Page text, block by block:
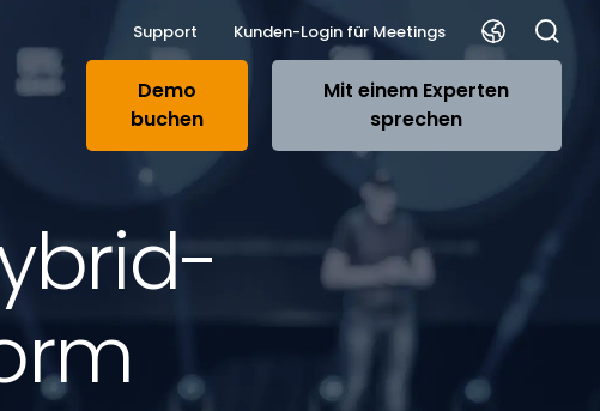
Support Kunden-Login für Meetings
Demo
buchen
Mit einem Experten
sprechen